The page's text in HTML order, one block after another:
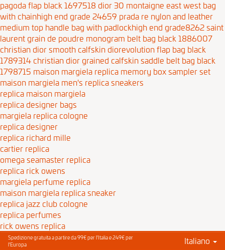
pagoda flap black 1697518 dior 30 montaigne east west bag
with chainhigh end grade 24659 prada re nylon and leather
medium top handle bag with padlockhigh end grade8262saint
laurent grain de poudre monogram belt bag black 1886007
christian dior smooth calfskin diorevolution flap bag black
1789314 christian dior grained calfskin saddle belt bag black
1798715 maison margiela replica memory box sampler set
maison margiela men's replica sneakers
replica maison margiela
replica designer bags
margiela replica cologne
replica designer
replica richard mille
cartier replica
omega seamaster replica
replica rick owens
margiela perfume replica
maison margiela replica sneaker
replica jazz club cologne
replica perfumes
rick owens replica
Spedizione gratuita a partire da 99€ per l'Italia e 249€ per
l'Europa
Italiano